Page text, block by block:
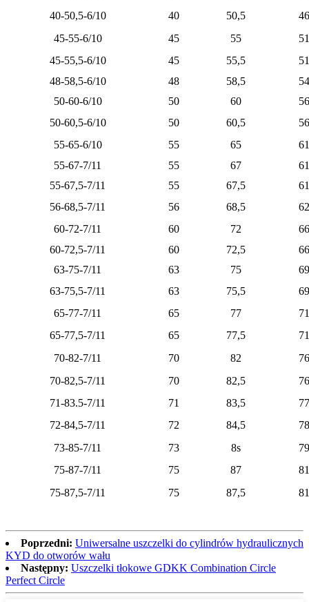
40-50,5-6/10
40 50,5
46
45-55-6/10
45 55
51
45-55,5-6/10
45 55,5
51
48-58,5-6/10
48 58,5
54
50-60-6/10
50 60
56
50-60,5-6/10
50 60,5
56
55-65-6/10
55 65
61
55-67-7/11
55 67
61
55-67,5-7/11
55 67,5
61
56-68,5-7/11
56 68,5
62
60-72-7/11
60 72
66
60-72,5-7/11
60 72,5
66
63-75-7/11
63 75
69
63-75,5-7/11
63 75,5
69
65-77-7/11
65 77
71
65-77,5-7/11
65 77,5
71
70-82-7/11
70 82
76
70-82,5-7/11
70 82,5
76
71-83.5-7/11
71 83,5
77
72-84,5-7/11
72 84,5
78
73-85-7/11
73 8s
79
75-87-7/11
75 87
81
75-87,5-7/11
75 87,5 81
Poprzedni: Uniwersalne uszczelki do cylindrów hydraulicznych
KYD do otworów wału
Następny: Uszczelki tłokowe GDKK Combination Circle
Perfect Circle